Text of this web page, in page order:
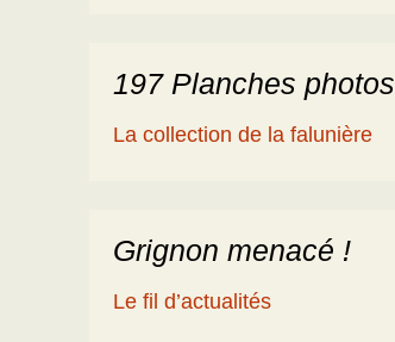
197 Planches photos
La collection de la falunière
Grignon menacé !
Le fil d’actualités